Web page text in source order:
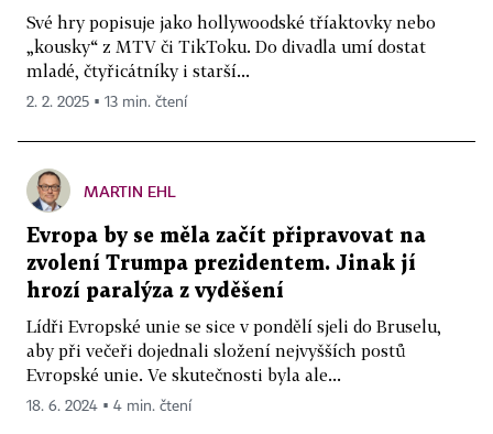
Své hry popisuje jako hollywoodské tříaktovky nebo
„kousky“ z MTV či TikToku. Do divadla umí dostat
mladé, čtyřicátníky i starší...
2. 2. 2025 ▪ 13 min. čtení
MARTIN EHL
Evropa by se měla začít připravovat na
zvolení Trumpa prezidentem. Jinak jí
hrozí paralýza z vyděšení
Lídři Evropské unie se sice v pondělí sjeli do Bruselu,
aby při večeři dojednali složení nejvyšších postů
Evropské unie. Ve skutečnosti byla ale...
18. 6. 2024 ▪ 4 min. čtení